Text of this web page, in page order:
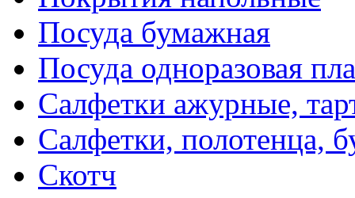
Посуда бумажная
Посуда одноразовая
Салфетки ажурные,
Салфетки, полотенца,
Скотч